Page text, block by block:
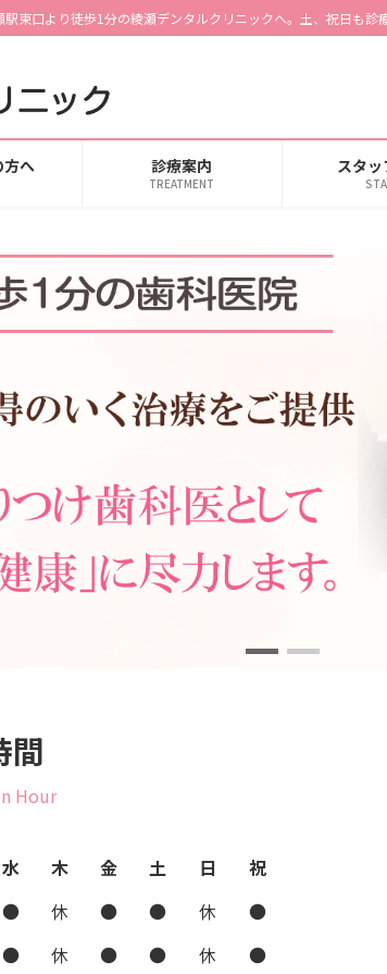
東口より徒歩1分の綾瀬デンタルクリニックへ。土、祝日も診
方へ 診療案内
TREATMENT
スタ
間
Hour
水 木 金 土 日
祝
● 休 ● ● 休
●
● 休 ● ● 休
●